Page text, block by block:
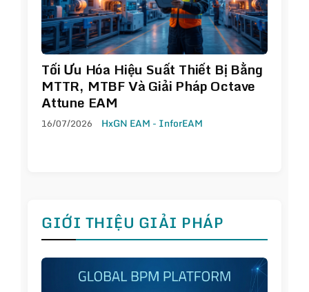
Tối Ưu Hóa Hiệu Suất Thiết Bị Bằng
MTTR, MTBF Và Giải Pháp Octave
Attune EAM
16/07/2026 HxGN EAM - InforEAM
GIỚI THIỆU GIẢI PHÁP